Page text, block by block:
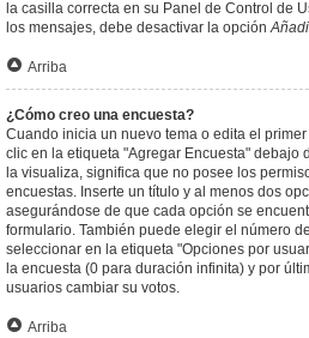
la casilla correcta en su Panel de Control de
los mensajes, debe desactivar la opción
Arriba
¿Cómo creo una encuesta?
Cuando inicia un nuevo tema o edita el
clic en la etiqueta "Agregar Encuesta" debajo
la visualiza, significa que no posee los
encuestas. Inserte un título y al menos dos
asegurándose de que cada opción se
formulario. También puede elegir el número
seleccionar en la etiqueta "Opciones por
la encuesta (0 para duración infinita) y por
usuarios cambiar su votos.
Arriba